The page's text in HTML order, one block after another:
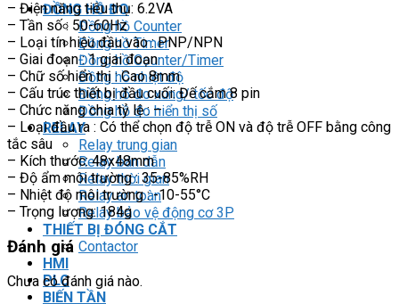
ĐỒNG HỒ ĐO
Đồng hồ Counter
Đồng hồ Timer
Đồng hồ Counter/Timer
Đồng hồ nhiệt độ
Đồng hồ đo xung/ tốc độ
Đồng hồ đo hiển thị số
RELAY
Relay trung gian
Relay bán dẫn
Relay thời gian
Relay an toàn
Relay bảo vệ động cơ 3P
THIẾT BỊ ĐÓNG CẮT
Contactor
HMI
PLC
BIẾN TẦN
– Điện năng tiêu thụ: 6.2VA
– Tần số : 50-60Hz
– Loại tín hiệu đầu vào : PNP/NPN
– Giai đoạn : 1 giai đoạn
– Chữ số hiển thị : Cao 8mm
– Cấu trúc thiết bị đầu cuối: Đế cắm 8 pin
– Chức năng chia tỷ lệ : –
– Loại đầu ra : Có thể chọn độ trễ ON và độ trễ OFF bằng công
tắc sâu
– Kích thước: 48x48mm
– Độ ẩm môi trường : 35-85%RH
– Nhiệt độ môi trường : -10-55°C
– Trọng lượng: 184g
Đánh giá
Chưa có đánh giá nào.